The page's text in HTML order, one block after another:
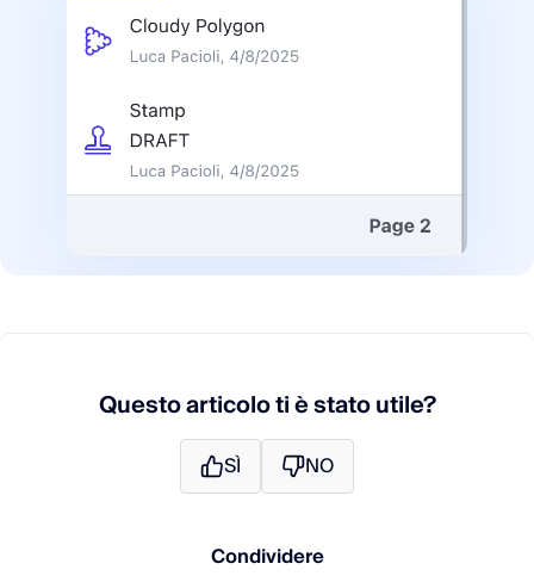
Questo articolo ti è stato utile?
SÌ NO
Condividere